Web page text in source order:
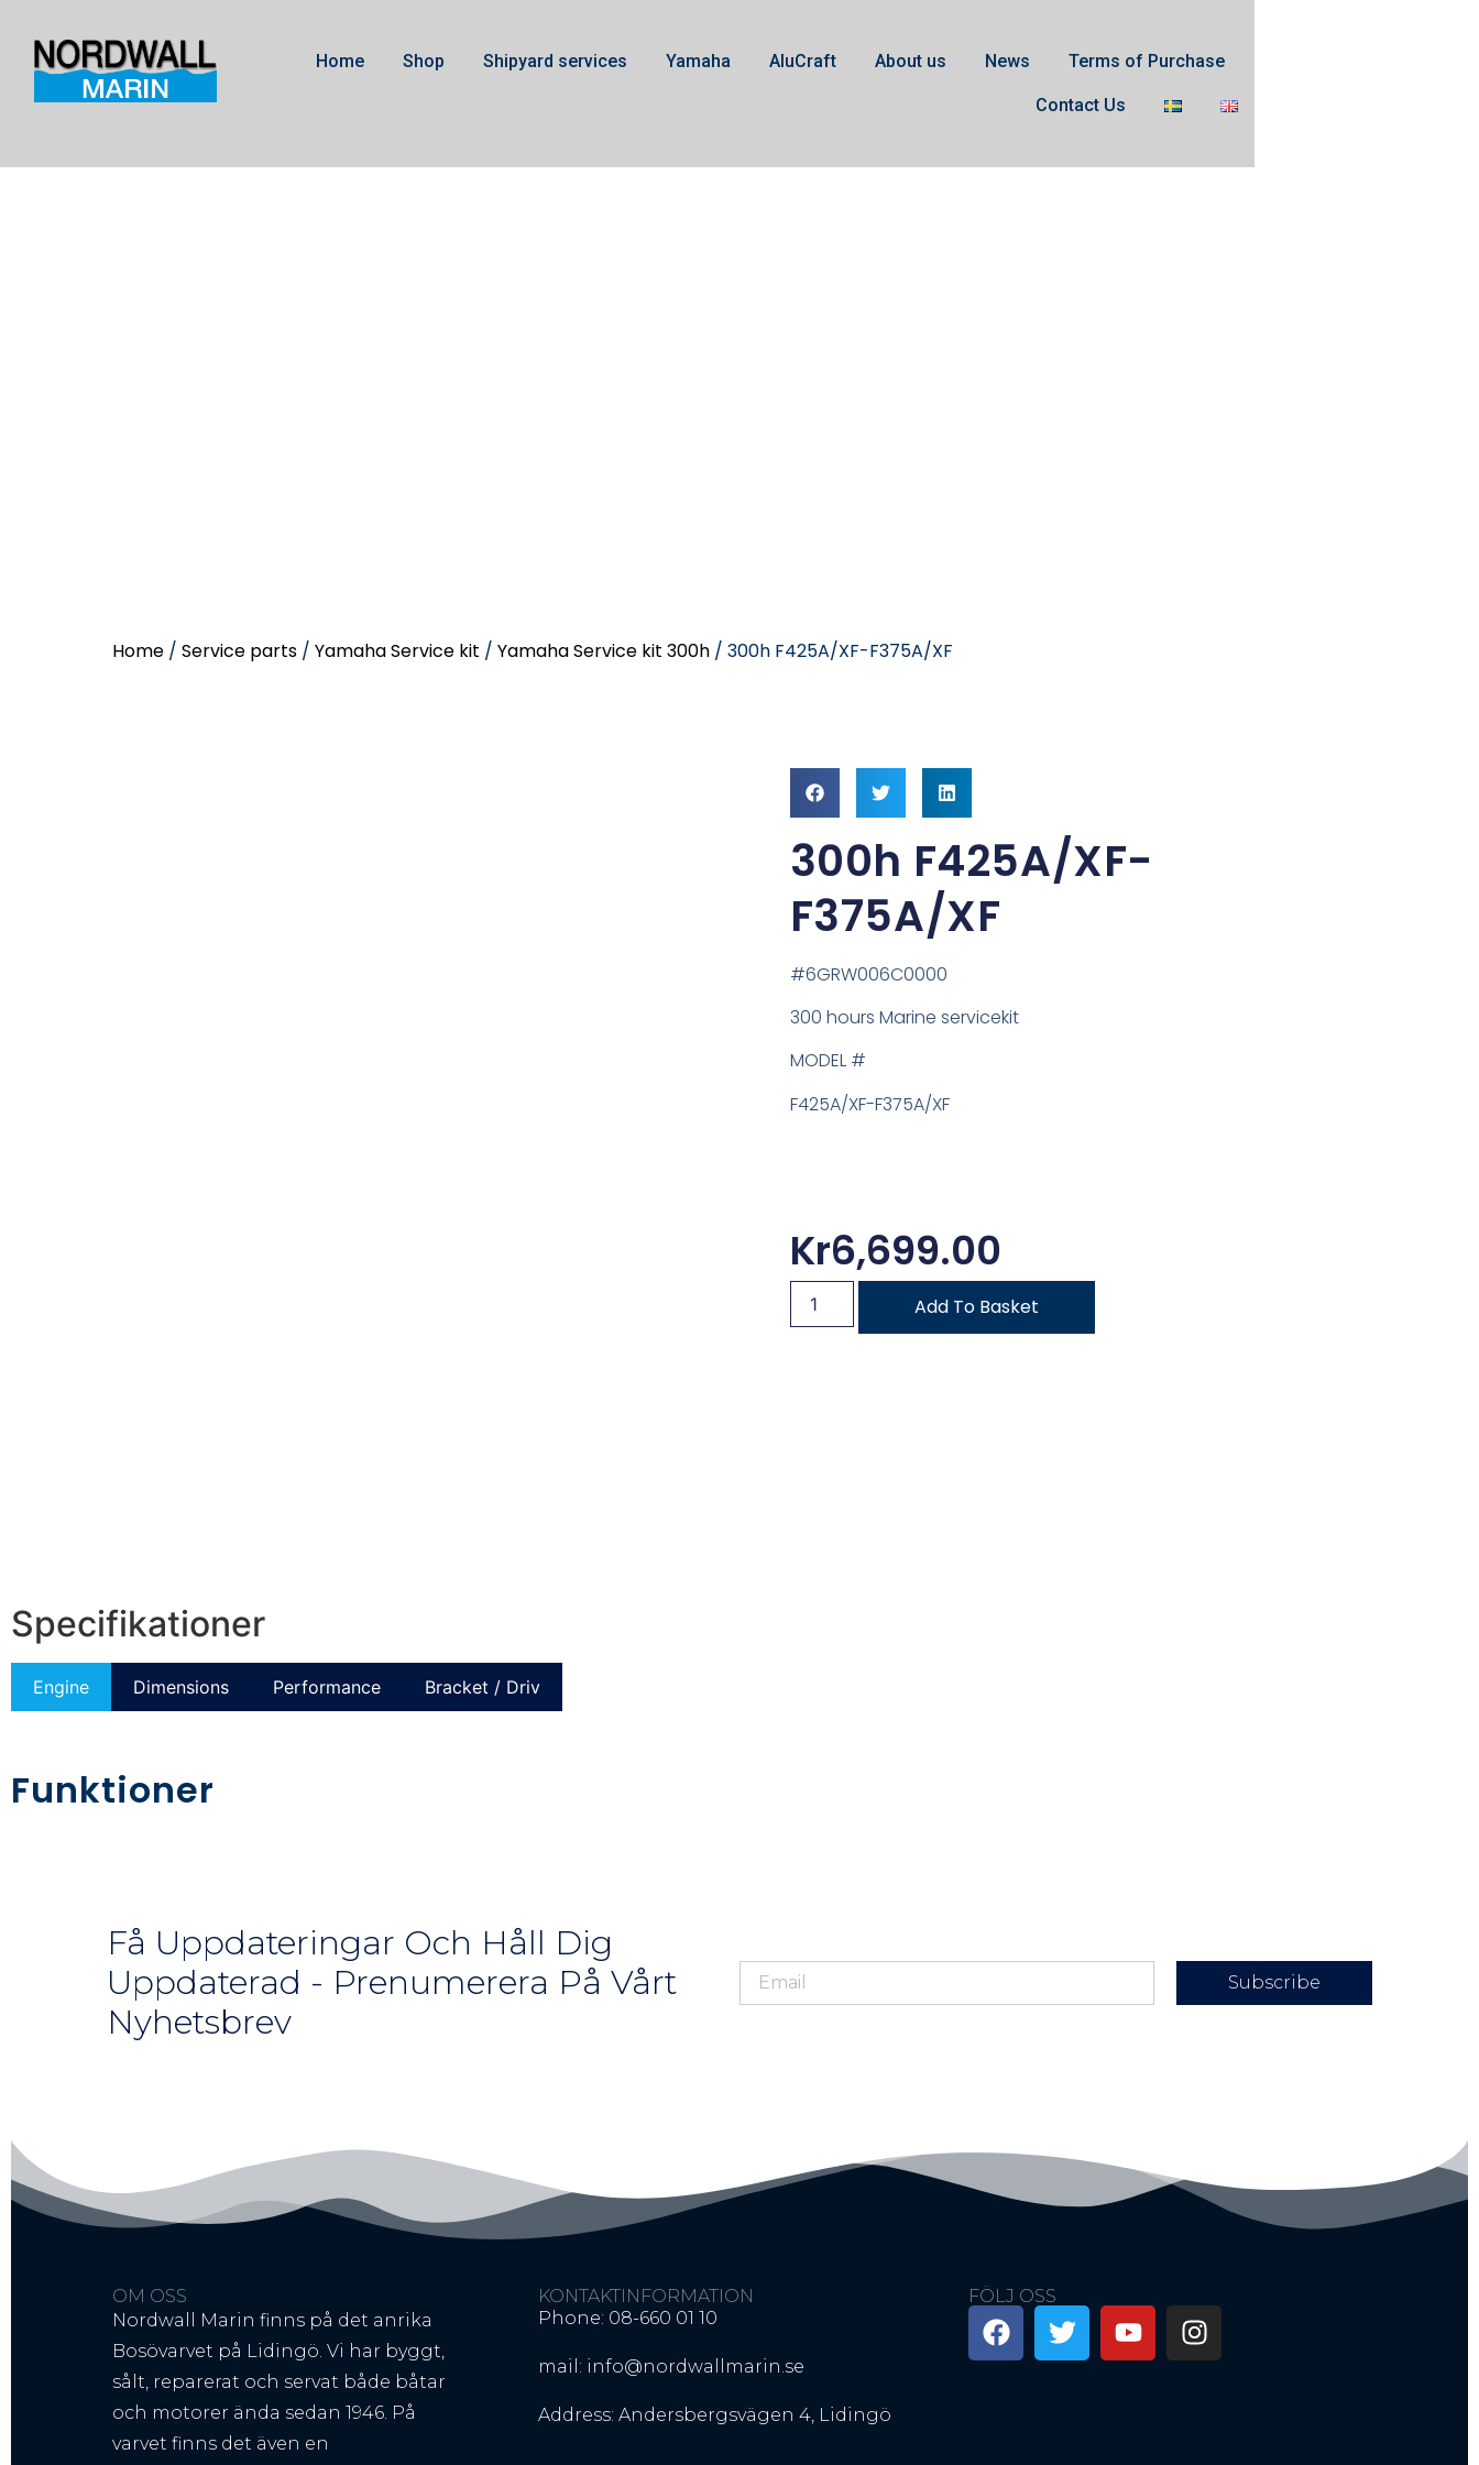
Home Shop Shipyard services Yamaha AluCraft About us News Terms of Purchase
Contact Us
Home / Service parts / Yamaha Service kit / Yamaha Service kit 300h / 300h F425A/XF-F375A/XF
300h F425A/XF-
F375A/XF
#6GRW006C0000
300 hours Marine servicekit
MODEL #
F425A/XF-F375A/XF
Kr6,699.00
Add To Basket
Specifikationer
Engine Dimensions Performance Bracket / Driv
Funktioner
Få Uppdateringar Och Håll Dig
Uppdaterad - Prenumerera På Vårt
Nyhetsbrev
Subscribe
OM OSS
Nordwall Marin finns på det anrika
Bosövarvet på Lidingö. Vi har byggt,
sålt, reparerat och servat både båtar
och motorer ända sedan 1946. På
varvet finns det även en
KONTAKTINFORMATION
Phone: 08-660 01 10
mail: info@nordwallmarin.se
Address: Andersbergsvägen 4, Lidingö
FÖLJ OSS